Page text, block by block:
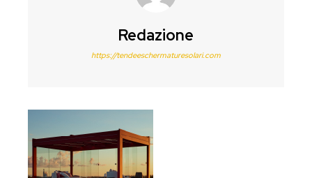
Redazione
https://tendeeschermaturesolari.com